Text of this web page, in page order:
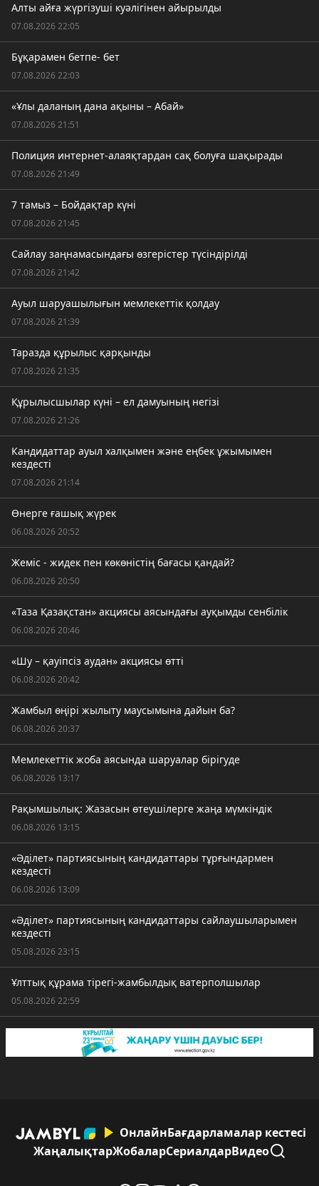
Алты айға жүргізуші куәлігінен айырылды
07.08.2026 22:05
Бұқарамен бетпе- бет
07.08.2026 22:03
«Ұлы даланың дана ақыны – Абай»
07.08.2026 21:51
Полиция интернет-алаяқтардан сақ болуға шақырады
07.08.2026 21:49
7 тамыз – Бойдақтар күні
07.08.2026 21:45
Сайлау заңнамасындағы өзгерістер түсіндірілді
07.08.2026 21:42
Ауыл шаруашылығын мемлекеттік қолдау
07.08.2026 21:39
Таразда құрылыс қарқынды
07.08.2026 21:35
Құрылысшылар күні – ел дамуының негізі
07.08.2026 21:26
Кандидаттар ауыл халқымен және еңбек ұжымымен
кездесті
07.08.2026 21:14
Өнерге ғашық жүрек
06.08.2026 20:52
Жеміс - жидек пен көкөністің бағасы қандай?
06.08.2026 20:50
«Таза Қазақстан» акциясы аясындағы ауқымды сенбілік
06.08.2026 20:46
«Шу – қауіпсіз аудан» акциясы өтті
06.08.2026 20:42
Жамбыл өңірі жылыту маусымына дайын ба?
06.08.2026 20:37
Мемлекеттік жоба аясында шаруалар бірігуде
06.08.2026 13:17
Рақымшылық: Жазасын өтеушілерге жаңа мүмкіндік
06.08.2026 13:15
«Әділет» партиясының кандидаттары тұрғындармен
кездесті
06.08.2026 13:09
«Әділет» партиясының кандидаттары сайлаушыларымен
кездесті
05.08.2026 23:15
Ұлттық құрама тірегі-жамбылдық ватерполшылар
05.08.2026 22:59
ОнлайнБағдарламалар кестесі
ЖаңалықтарЖобаларСериалдарВидео